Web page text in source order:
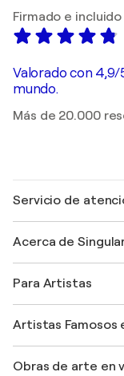
Firmado e
Valorado con
mundo.
Más de 20.000
Servicio de
Envío
Ofrecer una
Unirse a nuestro
Mi cuenta
Protección al
+34 911 23 97 81
Acerca de
faq
Revista Singulart
Empleos
Descubre arte
Para Artistas
Inicie sesión
Artistas Famosos
Marc Chagall
Obras de arte en